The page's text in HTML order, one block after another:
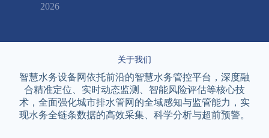
2026
关于我们
智慧水务设备网依托前沿的智慧水务管控平台，深度融
合精准定位、实时动态监测、智能风险评估等核心技
术，全面强化城市排水管网的全域感知与监管能力，实
现水务全链条数据的高效采集、科学分析与超前预警。